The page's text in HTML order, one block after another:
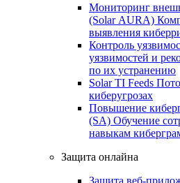
Мониторинг
(Solar AURA)
выявления
Контроль
уязвимостей и
по их устранению
Solar TI Feeds
киберугрозах
Повышение
(SA) Обучение
навыкам
Защита онлайна
Защита веб-